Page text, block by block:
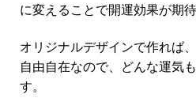
に変えることで開運効果が期待
オリジナルデザインで作れば
自由自在なので、どんな運気
す。